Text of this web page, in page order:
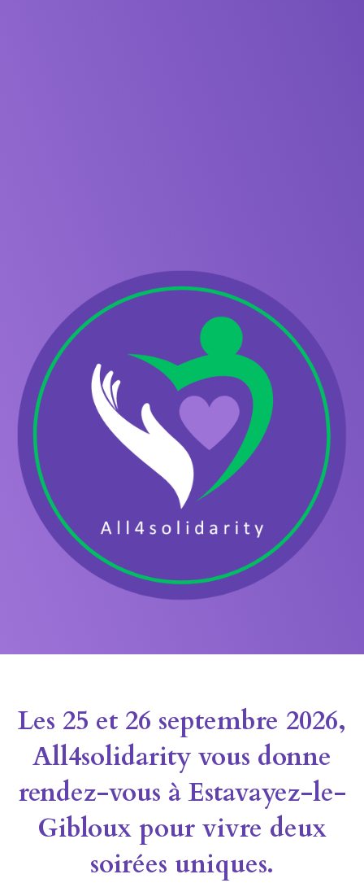
Les 25 et 26 septembre 2026,
All4solidarity vous donne
rendez-vous à Estavayez-le-
Gibloux pour vivre deux
soirées uniques.